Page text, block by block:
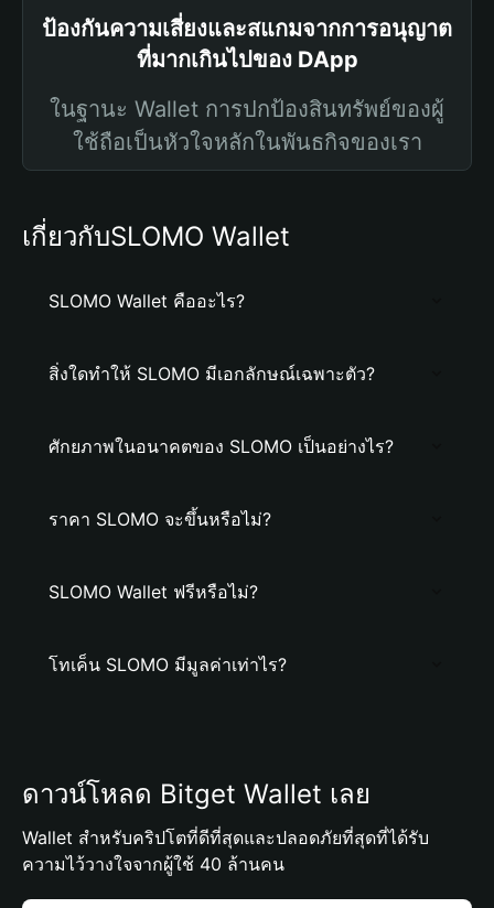
ป้องกันความเสี่ยงและสแกมจากการอนุญาต
ที่มากเกินไปของ DApp
ในฐานะ Wallet การปกป้องสินทรัพย์ของผู้
ใช้ถือเป็นหัวใจหลักในพันธกิจของเรา
เกี่ยวกับSLOMO Wallet
SLOMO Wallet คืออะไร?
สิ่งใดทำให้ SLOMO มีเอกลักษณ์เฉพาะตัว?
ศักยภาพในอนาคตของ SLOMO เป็นอย่างไร?
ราคา SLOMO จะขึ้นหรือไม่?
SLOMO Wallet ฟรีหรือไม่?
โทเค็น SLOMO มีมูลค่าเท่าไร?
ดาวน์โหลด Bitget Wallet เลย
Wallet สำหรับคริปโตที่ดีที่สุดและปลอดภัยที่สุดที่ได้รับ
ความไว้วางใจจากผู้ใช้ 40 ล้านคน